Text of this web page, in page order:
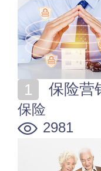
保险营
保险
2981